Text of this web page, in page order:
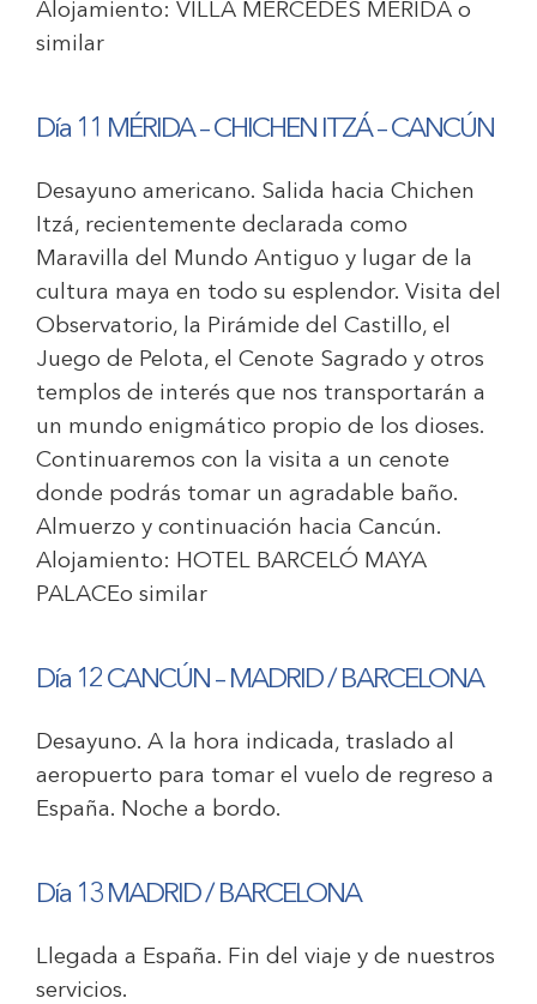
Alojamiento: VILLA MERCEDES MERIDA o
similar
Día 11 MÉRIDA – CHICHEN ITZÁ – CANCÚN
Desayuno americano. Salida hacia Chichen
Itzá, recientemente declarada como
Maravilla del Mundo Antiguo y lugar de la
cultura maya en todo su esplendor. Visita del
Observatorio, la Pirámide del Castillo, el
Juego de Pelota, el Cenote Sagrado y otros
templos de interés que nos transportarán a
un mundo enigmático propio de los dioses.
Continuaremos con la visita a un cenote
donde podrás tomar un agradable baño.
Almuerzo y continuación hacia Cancún.
Alojamiento: HOTEL BARCELÓ MAYA
PALACEo similar
Día 12 CANCÚN – MADRID / BARCELONA
Desayuno. A la hora indicada, traslado al
aeropuerto para tomar el vuelo de regreso a
España. Noche a bordo.
Día 13 MADRID / BARCELONA
Llegada a España. Fin del viaje y de nuestros
servicios.